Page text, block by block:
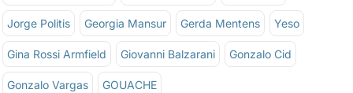
Jorge Politis Georgia Mansur Gerda Mentens Yeso
Gina Rossi Armfield Giovanni Balzarani Gonzalo Cid
Gonzalo Vargas GOUACHE